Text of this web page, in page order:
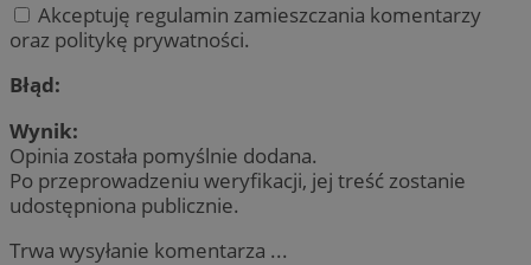
Akceptuję regulamin zamieszczania komentarzy
oraz politykę prywatności.
Błąd:
Wynik:
Opinia została pomyślnie dodana.
Po przeprowadzeniu weryfikacji, jej treść zostanie
udostępniona publicznie.
Trwa wysyłanie komentarza ...